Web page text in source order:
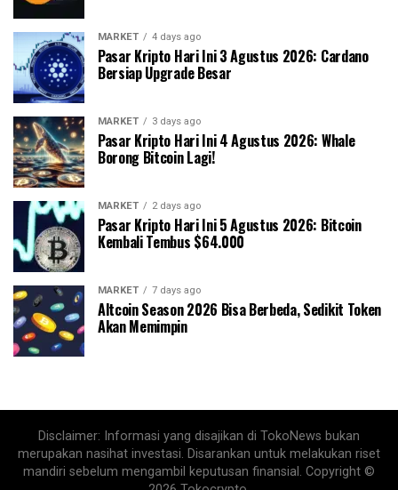
MARKET 4 days ago
Pasar Kripto Hari Ini 3 Agustus 2026: Cardano
Bersiap Upgrade Besar
MARKET 3 days ago
Pasar Kripto Hari Ini 4 Agustus 2026: Whale
Borong Bitcoin Lagi!
MARKET 2 days ago
Pasar Kripto Hari Ini 5 Agustus 2026: Bitcoin
Kembali Tembus $64.000
MARKET 7 days ago
Altcoin Season 2026 Bisa Berbeda, Sedikit Token
Akan Memimpin
Disclaimer: Informasi yang disajikan di TokoNews bukan
merupakan nasihat investasi. Disarankan untuk melakukan riset
mandiri sebelum mengambil keputusan finansial. Copyright ©